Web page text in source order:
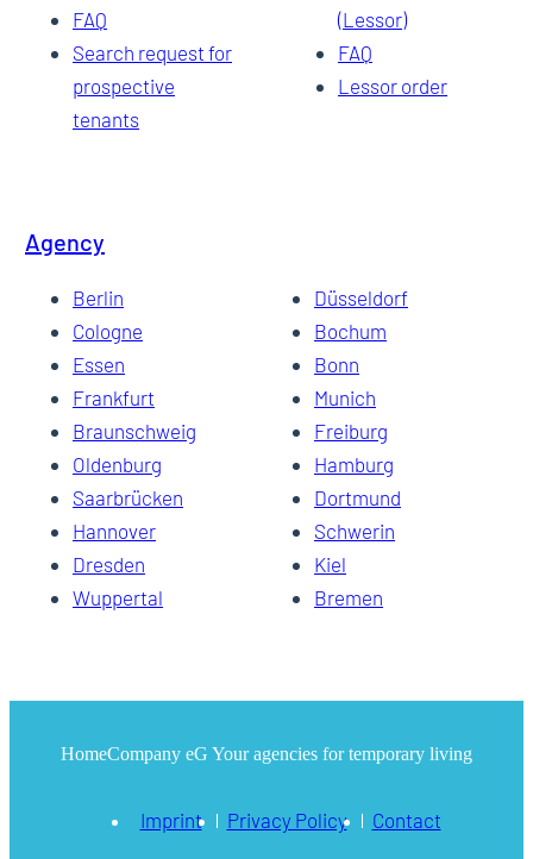
FAQ
Search request for
prospective
tenants
(Lessor)
FAQ
Lessor order
Agency
Berlin
Düsseldorf
Cologne
Bochum
Essen
Bonn
Frankfurt
Munich
Braunschweig
Freiburg
Oldenburg
Hamburg
Saarbrücken
Dortmund
Hannover
Schwerin
Dresden
Kiel
Wuppertal
Bremen
HomeCompany eG Your agencies for temporary living
Imprint Privacy Policy Contact